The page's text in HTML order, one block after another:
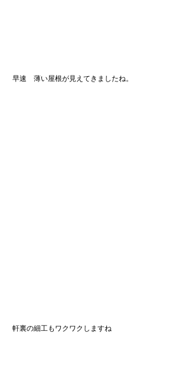
早速　薄い屋根が見えてきましたね。
軒裏の細工もワクワクしますね